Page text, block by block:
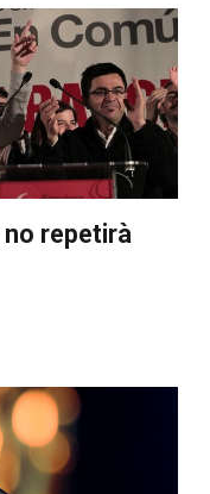
no repetirà